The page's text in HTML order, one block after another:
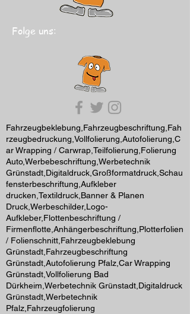
Folge uns:
Fahrzeugbeklebung,Fahrzeugbeschriftung,Fah
rzeugbedruckung,Vollfolierung,Autofolierung,C
ar Wrapping / Carwrap,Teilfolierung,Folierung
Auto,Werbebeschriftung,Werbetechnik
Grünstadt,Digitaldruck,Großformatdruck,Schau
fensterbeschriftung,Aufkleber
drucken,Textildruck,Banner & Planen
Druck,Werbeschilder,Logo-
Aufkleber,Flottenbeschriftung /
Firmenflotte,Anhängerbeschriftung,Plotterfolien
/ Folienschnitt,Fahrzeugbeklebung
Grünstadt,Fahrzeugbeschriftung
Grünstadt,Autofolierung Pfalz,Car Wrapping
Grünstadt,Vollfolierung Bad
Dürkheim,Werbetechnik Grünstadt,Digitaldruck
Grünstadt,Werbetechnik
Pfalz,Fahrzeugfolierung